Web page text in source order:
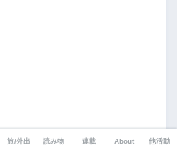
旅/外出 読み物 連載 About 他活動